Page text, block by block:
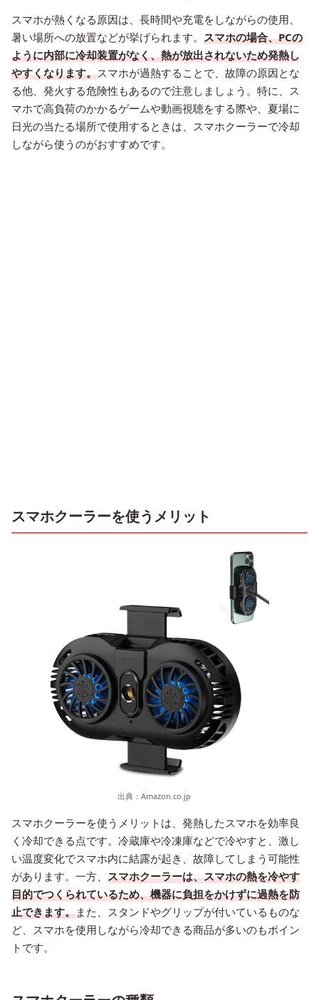
スマホが熱くなる原因は、長時間や充電をしながらの使用、
暑い場所への放置などが挙げられます。 スマホの場合、PCの
ように内部に冷却装置がなく、熱が放出されないため発熱し
やすくなります。スマホが過熱することで、故障の原因とな
る他、発火する危険性もあるので注意しましょう。特に、ス
マホで高負荷のかかるゲームや動画視聴をする際や、夏場に
日光の当たる場所で使用するときは、スマホクーラーで冷却
しながら使うのがおすすめです。
スマホクーラーを使うメリット
出典： Amazon.co.jp
スマホクーラーを使うメリットは、発熱したスマホを効率良
く冷却できる点です。冷蔵庫や冷凍庫などで冷やすと、激し
い温度変化でスマホ内に結露が起き、故障してしまう可能性
があります。一方、 スマホクーラーは、スマホの熱を冷やす
目的でつくられているため、機器に負担をかけずに過熱を防
止できます。また、スタンドやグリップが付いているものな
ど、スマホを使用しながら冷却できる商品が多いのもポイン
トです。